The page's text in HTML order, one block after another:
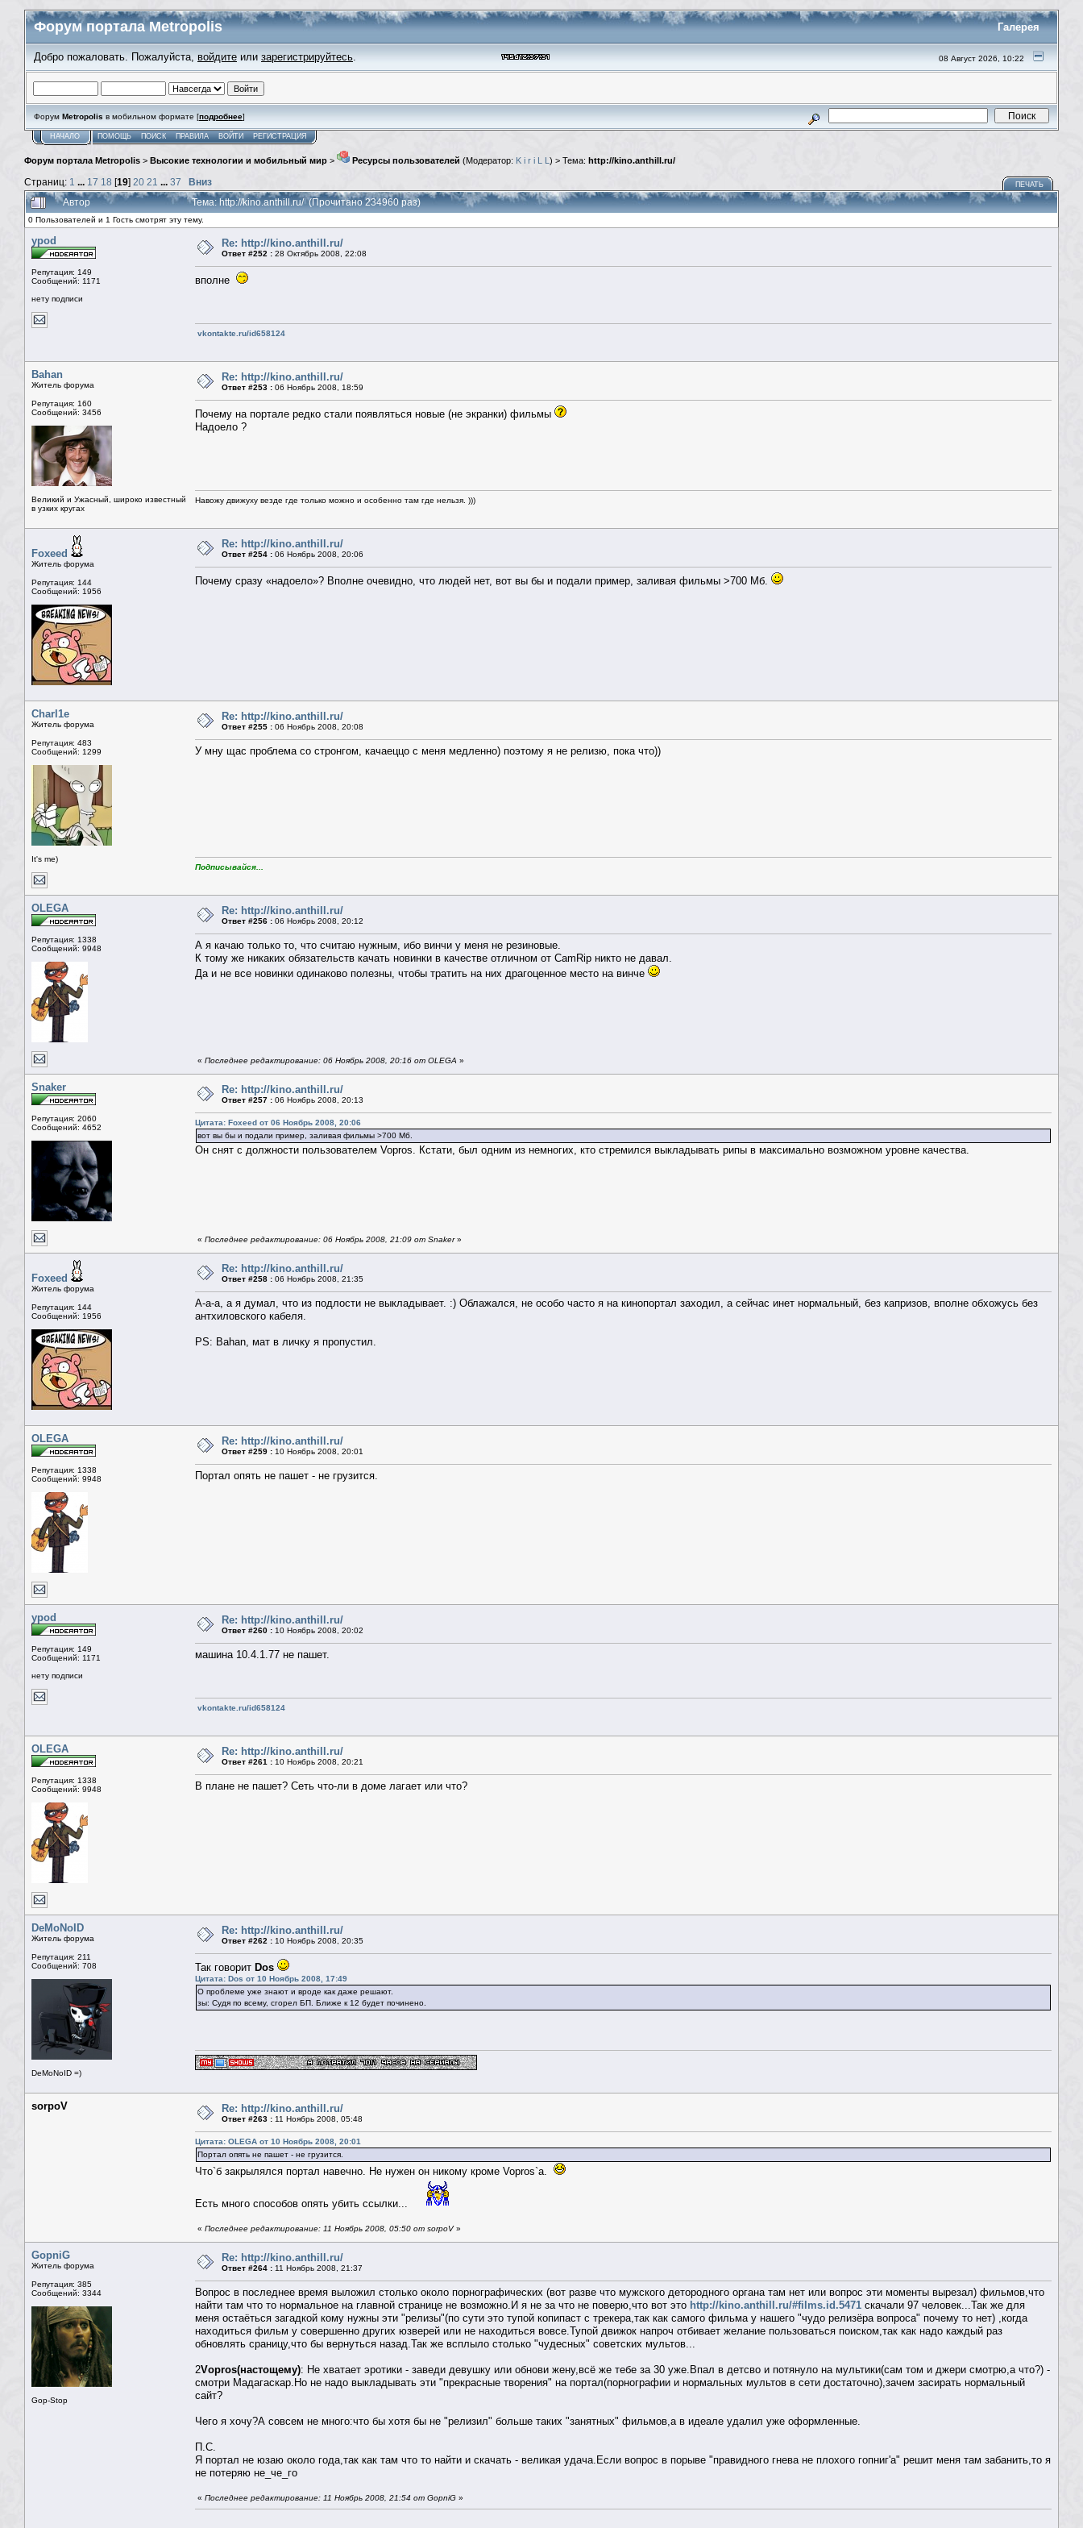
Форум портала Metropolis Галерея
Добро пожаловать. Пожалуйста, войдите или зарегистрируйтесь. 08 Август 2026, 10:22
Форум Metropolis в мобильном формате [подробнее]
НАЧАЛО ПОМОЩЬ ПОИСК ПРАВИЛА ВОЙТИ РЕГИСТРАЦИЯ
Форум портала Metropolis > Высокие технологии и мобильный мир > Ресурсы пользователей (Модератор: K i r i L L ) > Тема: http://kino.anthill.ru/
Страниц: 1 ... 17 18 [19] 20 21 ... 37 Вниз ПЕЧАТЬ
Автор Тема: http://kino.anthill.ru/ (Прочитано 234960 раз)
0 Пользователей и 1 Гость смотрят эту тему.
ypod
Репутация: 149
Сообщений: 1171
нету подписи
Re: http://kino.anthill.ru/
Ответ #252 : 28 Октябрь 2008, 22:08
вполне
vkontakte.ru/id658124
Bahan
Житель форума
Репутация: 160
Сообщений: 3456
Великий и Ужасный, широко известный
в узких кругах
Re: http://kino.anthill.ru/
Ответ #253 : 06 Ноябрь 2008, 18:59
Почему на портале редко стали появляться новые (не экранки) фильмы
Надоело ?
Навожу движуху везде где только можно и особенно там где нельзя. )))
Foxeed
Житель форума
Репутация: 144
Сообщений: 1956
Re: http://kino.anthill.ru/
Ответ #254 : 06 Ноябрь 2008, 20:06
Почему сразу «надоело»? Вполне очевидно, что людей нет, вот вы бы и подали пример, заливая фильмы >700 Мб.
Charl1e
Житель форума
Репутация: 483
Сообщений: 1299
It's me)
Re: http://kino.anthill.ru/
Ответ #255 : 06 Ноябрь 2008, 20:08
У мну щас проблема со стронгом, качаеццо с меня медленно) поэтому я не релизю, пока что))
Подписывайся...
OLEGA
Репутация: 1338
Сообщений: 9948
Re: http://kino.anthill.ru/
Ответ #256 : 06 Ноябрь 2008, 20:12
А я качаю только то, что считаю нужным, ибо винчи у меня не резиновые.
К тому же никаких обязательств качать новинки в качестве отличном от CamRip никто не давал.
Да и не все новинки одинаково полезны, чтобы тратить на них драгоценное место на винче
« Последнее редактирование: 06 Ноябрь 2008, 20:16 от OLEGA »
Snaker
Репутация: 2060
Сообщений: 4652
Re: http://kino.anthill.ru/
Ответ #257 : 06 Ноябрь 2008, 20:13
Цитата: Foxeed от 06 Ноябрь 2008, 20:06
вот вы бы и подали пример, заливая фильмы >700 Мб.
Он снят с должности пользователем Vopros. Кстати, был одним из немногих, кто стремился выкладывать рипы в максимально возможном уровне качества.
« Последнее редактирование: 06 Ноябрь 2008, 21:09 от Snaker»
Foxeed
Житель форума
Репутация: 144
Сообщений: 1956
Re: http://kino.anthill.ru/
Ответ #258 : 06 Ноябрь 2008, 21:35
А-а-а, а я думал, что из подлости не выкладывает. :) Облажался, не особо часто я на кинопортал заходил, а сейчас инет нормальный, без капризов, вполне обхожусь без
антхиловского кабеля.
PS: Bahan, мат в личку я пропустил.
OLEGA
Репутация: 1338
Сообщений: 9948
Re: http://kino.anthill.ru/
Ответ #259 : 10 Ноябрь 2008, 20:01
Портал опять не пашет - не грузится.
ypod
Репутация: 149
Сообщений: 1171
нету подписи
Re: http://kino.anthill.ru/
Ответ #260 : 10 Ноябрь 2008, 20:02
машина 10.4.1.77 не пашет.
vkontakte.ru/id658124
OLEGA
Репутация: 1338
Сообщений: 9948
Re: http://kino.anthill.ru/
Ответ #261 : 10 Ноябрь 2008, 20:21
В плане не пашет? Сеть что-ли в доме лагает или что?
DeMoNoID
Житель форума
Репутация: 211
Сообщений: 708
DeMoNoID =)
Re: http://kino.anthill.ru/
Ответ #262 : 10 Ноябрь 2008, 20:35
Так говорит Dos
Цитата: Dos от 10 Ноябрь 2008, 17:49
О проблеме уже знают и вроде как даже решают.
зы: Судя по всему, сгорел БП. Ближе к 12 будет починено.
sorpoV Re: http://kino.anthill.ru/
Ответ #263 : 11 Ноябрь 2008, 05:48
Цитата: OLEGA от 10 Ноябрь 2008, 20:01
Портал опять не пашет - не грузится.
Что`б закрылялся портал навечно. Не нужен он никому кроме Vopros`a.
Есть много способов опять убить ссылки...
« Последнее редактирование: 11 Ноябрь 2008, 05:50 от sorpoV»
GopniG
Житель форума
Репутация: 385
Сообщений: 3344
Gop-Stop
Re: http://kino.anthill.ru/
Ответ #264 : 11 Ноябрь 2008, 21:37
Вопрос в последнее время выложил столько около порнографических (вот разве что мужского детородного органа там нет или вопрос эти моменты вырезал) фильмов,что
найти там что то нормальное на главной странице не возможно.И я не за что не поверю,что вот это http://kino.anthill.ru/#films.id.5471 скачали 97 человек...Так же для
меня остаёться загадкой кому нужны эти "релизы"(по сути это тупой копипаст с трекера,так как самого фильма у нашего "чудо релизёра вопроса" почему то нет) ,когда
находиться фильм у совершенно других юзверей или не находиться вовсе.Тупой движок напроч отбивает желание пользоваться поиском,так как надо каждый раз
обновлять сраницу,что бы вернуться назад.Так же всплыло столько "чудесных" советских мультов...
2Vоpros(настощему): Не хватает эротики - заведи девушку или обнови жену,всё же тебе за 30 уже.Впал в детсво и потянуло на мультики(сам том и джери смотрю,а что?) -
смотри Мадагаскар.Но не надо выкладывать эти "прекрасные творения" на портал(порнографии и нормальных мультов в сети достаточно),зачем засирать нормальный
сайт?
Чего я хочу?А совсем не много:что бы хотя бы не "релизил" больше таких "занятных" фильмов,а в идеале удалил уже оформленные.
П.С.
Я портал не юзаю около года,так как там что то найти и скачать - великая удача.Если вопрос в порыве "правидного гнева не плохого гопниг'а" решит меня там забанить,то я
не потеряю не_че_го
« Последнее редактирование: 11 Ноябрь 2008, 21:54 от GopniG »